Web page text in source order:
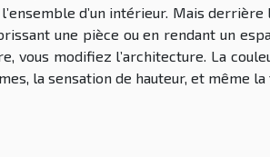
d’un intérieur. Mais derrière
une pièce ou en rendant un
vous modifiez l’architecture. La
la sensation de hauteur, et même la